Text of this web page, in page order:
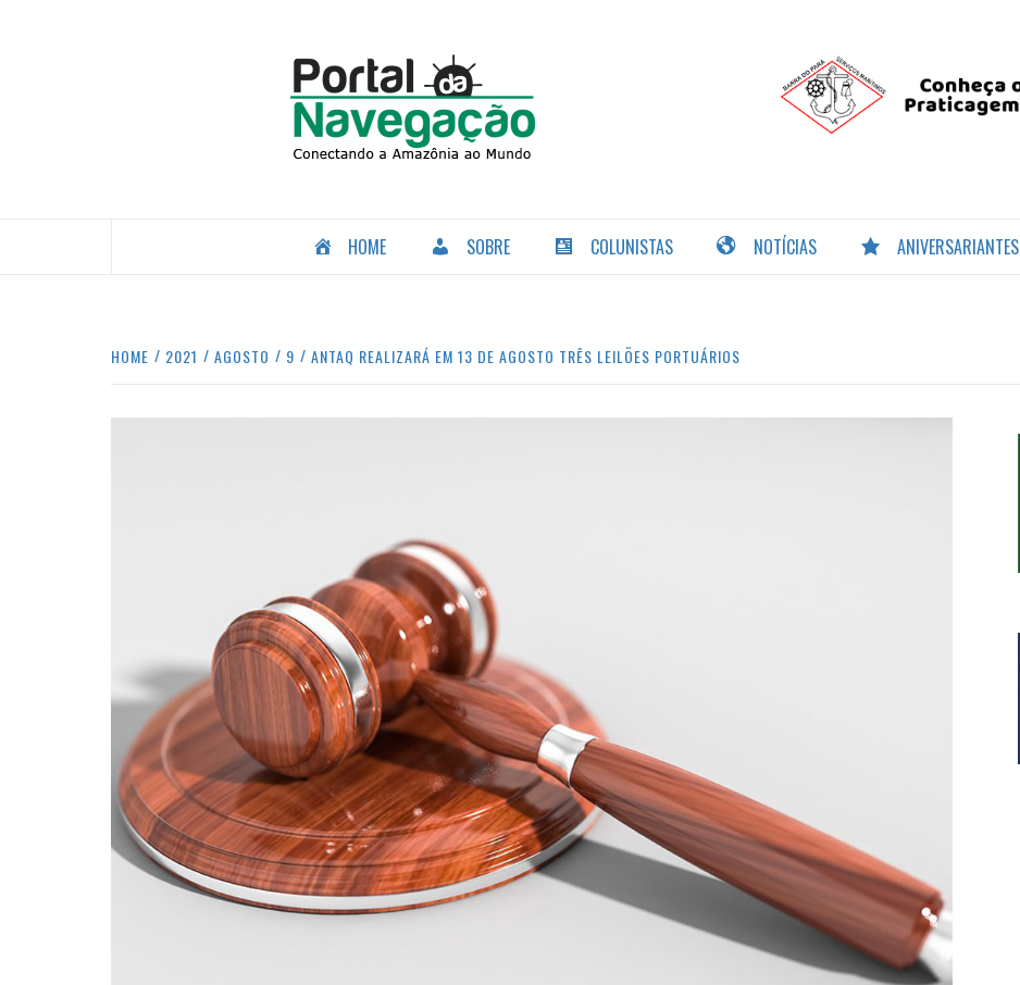
HOME SOBRE COLUNISTAS NOTÍCIAS ANIVERSARIANTES
HOME 2021 AGOSTO 9 ANTAQ REALIZARÁ EM 13 DE AGOSTO TRÊS LEILÕES PORTUÁRIOS